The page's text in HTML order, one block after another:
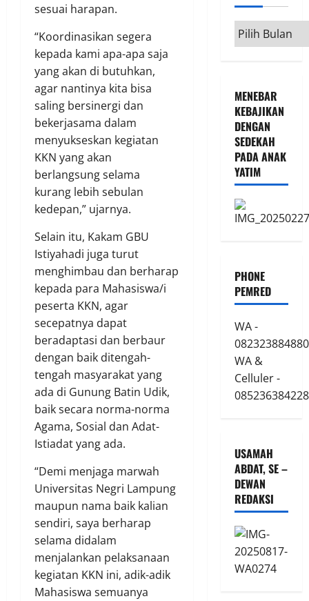
sesuai harapan.
“Koordinasikan segera
kepada kami apa-apa saja
yang akan di butuhkan,
agar nantinya kita bisa
saling bersinergi dan
bekerjasama dalam
menyukseskan kegiatan
KKN yang akan
berlangsung selama
kurang lebih sebulan
kedepan,” ujarnya.
Selain itu, Kakam GBU
Istiyahadi juga turut
menghimbau dan berharap
kepada para Mahasiswa/i
peserta KKN, agar
secepatnya dapat
beradaptasi dan berbaur
dengan baik ditengah-
tengah masyarakat yang
ada di Gunung Batin Udik,
baik secara norma-norma
Agama, Sosial dan Adat-
Istiadat yang ada.
“Demi menjaga marwah
Universitas Negri Lampung
maupun nama baik kalian
sendiri, saya berharap
selama didalam
menjalankan pelaksanaan
kegiatan KKN ini, adik-adik
Mahasiswa semuanya
Arsip
MENEBAR
KEBAJIKAN
DENGAN
SEDEKAH
PADA ANAK
YATIM
PHONE
PEMRED
WA -
082323884880
WA &
Celluler -
085236384228
USAMAH
ABDAT, SE –
DEWAN
REDAKSI